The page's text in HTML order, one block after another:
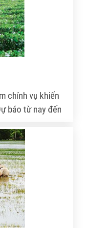
chính vụ khiến
báo từ nay đến